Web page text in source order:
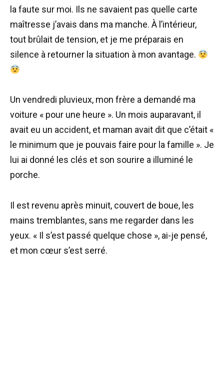
la faute sur moi. Ils ne savaient pas quelle carte
maîtresse j’avais dans ma manche. À l’intérieur,
tout brûlait de tension, et je me préparais en
silence à retourner la situation à mon avantage.
Un vendredi pluvieux, mon frère a demandé ma
voiture « pour une heure ». Un mois auparavant, il
avait eu un accident, et maman avait dit que c’était «
le minimum que je pouvais faire pour la famille ». Je
lui ai donné les clés et son sourire a illuminé le
porche.
Il est revenu après minuit, couvert de boue, les
mains tremblantes, sans me regarder dans les
yeux. « Il s’est passé quelque chose », ai-je pensé,
et mon cœur s’est serré.